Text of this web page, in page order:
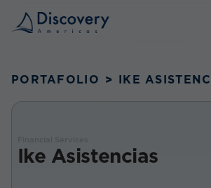
PORTAFOLIO > IKE
Ike Asistencias